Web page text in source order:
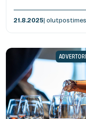
21.8.2025|